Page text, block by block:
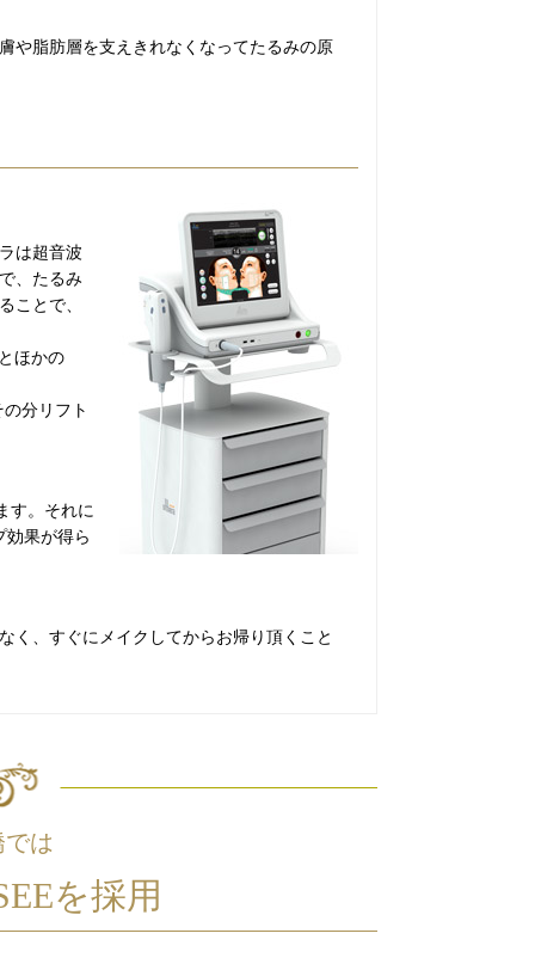
や脂肪層を支えきれなくなってたるみの原
は超音波
、たるみ
ことで、
ほかの
分リフト
す。それに
効果が得ら
く、すぐにメイクしてからお帰り頂くこと
は
を採用